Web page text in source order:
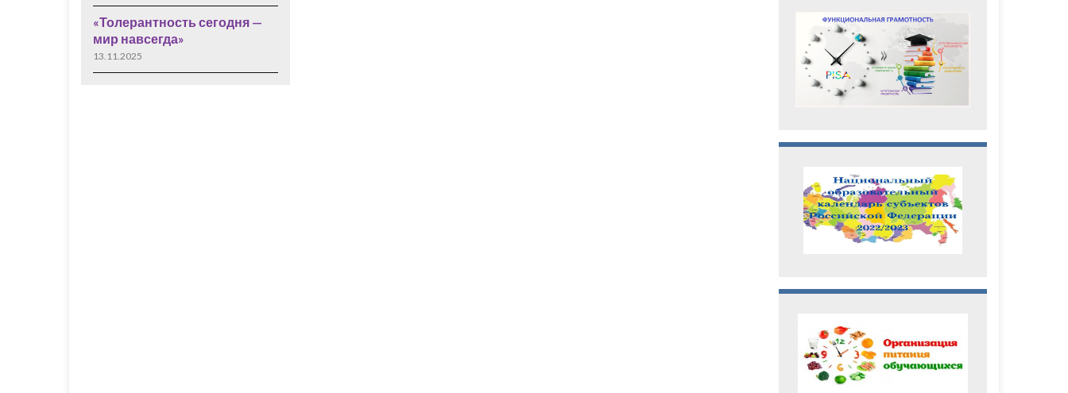
«Толерантность сегодня —
мир навсегда»
13.11.2025